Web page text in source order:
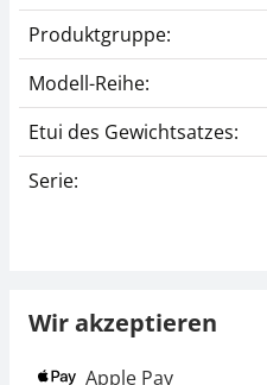
Produktgruppe:
Modell-Reihe:
Etui des Gewichtsatzes:
Serie:
Wir akzeptieren
Apple Pay